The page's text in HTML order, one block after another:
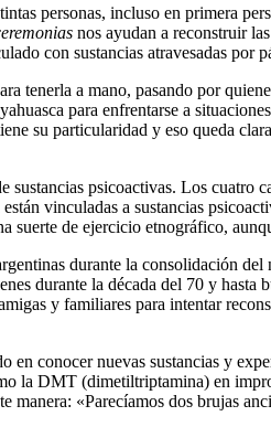
personas, incluso en primera
nos ayudan a reconstruir
con sustancias atravesadas por
tenerla a mano, pasando por
para enfrentarse a
su particularidad y eso queda
sustancias psicoactivas. Los cuatro
vinculadas a sustancias
suerte de ejercicio etnográfico,
durante la consolidación
durante la década del 70 y hasta
y familiares para intentar
en conocer nuevas sustancias y
la DMT (dimetiltriptamina) en
«Parecíamos dos brujas